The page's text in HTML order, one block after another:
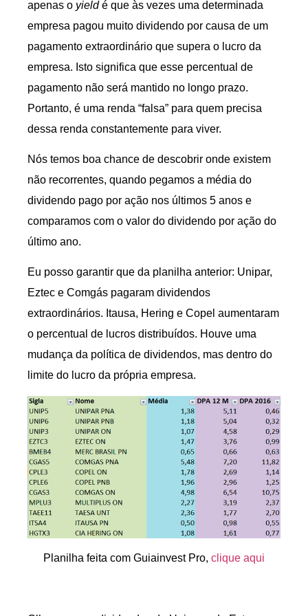
apenas o yieldé que às vezes uma determinada
empresa pagou muito dividendo por causa de um
pagamento extraordinário que supera o lucro da
empresa. Isto significa que esse percentual de
pagamento não será mantido no longo prazo.
Portanto, é uma renda “falsa” para quem precisa
dessa renda constantemente para viver.
Nós temos boa chance de descobrir onde existem
não recorrentes, quando pegamos a média do
dividendo pago por ação nos últimos 5 anos e
comparamos com o valor do dividendo por ação do
último ano.
Eu posso garantir que da planilha anterior: Unipar,
Eztec e Comgás pagaram dividendos
extraordinários. Itausa, Hering e Copel aumentaram
o percentual de lucros distribuídos. Houve uma
mudança da política de dividendos, mas dentro do
limite do lucro da própria empresa.
Planilha feita com Guiainvest Pro, clique aqui